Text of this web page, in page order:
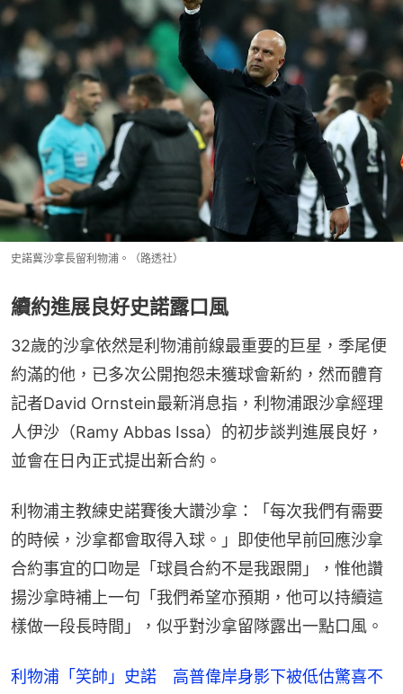
史諾冀沙拿長留利物浦。（路透社）
續約進展良好史諾露口風
32歲的沙拿依然是利物浦前線最重要的巨星，季尾便
約滿的他，已多次公開抱怨未獲球會新約，然而體育
記者David Ornstein最新消息指，利物浦跟沙拿經理
人伊沙（Ramy Abbas Issa）的初步談判進展良好，
並會在日內正式提出新合約。
利物浦主教練史諾賽後大讚沙拿：「每次我們有需要
的時候，沙拿都會取得入球。」即使他早前回應沙拿
合約事宜的口吻是「球員合約不是我跟開」，惟他讚
揚沙拿時補上一句「我們希望亦預期，他可以持續這
樣做一段長時間」，似乎對沙拿留隊露出一點口風。
利物浦「笑帥」史諾 高普偉岸身影下被低估驚喜不